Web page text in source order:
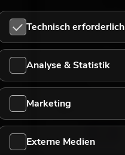
Überkopfmontage
No. 58010320
7,50
Technisch erforderlich
Analyse & Statistik
Marketing
Externe Medien